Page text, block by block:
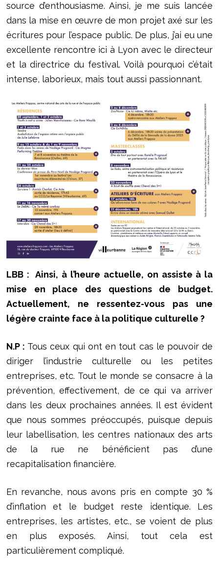
source d’enthousiasme. Ainsi, je me suis lancée
dans la mise en œuvre de mon projet axé sur les
écritures pour l’espace public. De plus, j’ai eu une
excellente rencontre ici à Lyon avec le directeur
et la directrice du festival. Voilà pourquoi c’était
intense, laborieux, mais tout aussi passionnant.
LBB : Ainsi, à l’heure actuelle, on assiste à la
mise en place des questions de budget.
Actuellement, ne ressentez-vous pas une
légère crainte face à la politique culturelle ?
N.P : Tous ceux qui ont en tout cas le pouvoir de
diriger l’industrie culturelle ou les petites
entreprises, etc. Tout le monde se consacre à la
prévention, effectivement, de ce qui va arriver
dans les deux prochaines années. Il est évident
que nous sommes préoccupés, puisque depuis
leur labellisation, les centres nationaux des arts
de la rue ne bénéficient pas d’une
recapitalisation financière.
En revanche, nous avons pris en compte 30 %
d’inflation et le budget reste identique. Les
entreprises, les artistes, etc., se voient de plus
en plus exposés. Ainsi, tout cela est
particulièrement compliqué.